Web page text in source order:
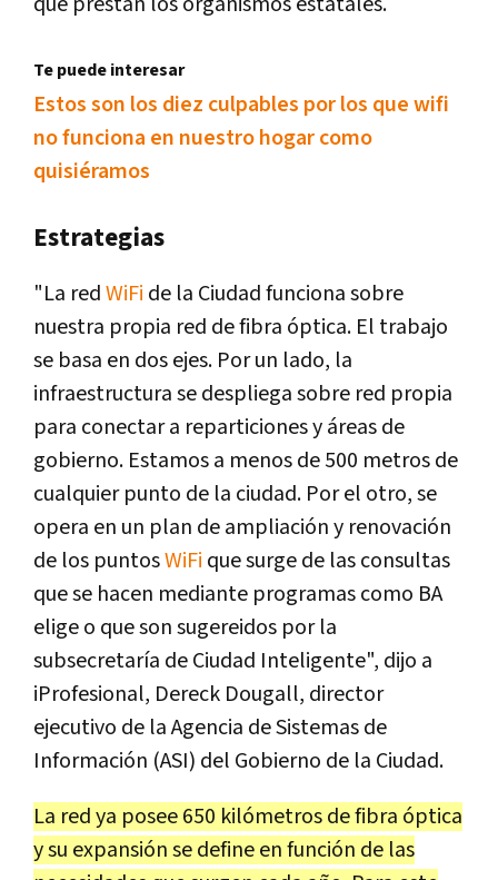
Te puede interesar
Estos son los diez culpables por los que wifi
no funciona en nuestro hogar como
quisiéramos
Estrategias
"La redWiFi de la Ciudad funciona sobre
nuestra propia red de fibra óptica. El trabajo
se basa en dos ejes. Por un lado, la
infraestructura se despliega sobre red propia
para conectar a reparticiones y áreas de
gobierno. Estamos a menos de 500 metros de
cualquier punto de la ciudad. Por el otro, se
opera en un plan de ampliación y renovación
de los puntosWiFi que surge de las consultas
que se hacen mediante programas como BA
elige o que son sugereidos por la
subsecretaría de Ciudad Inteligente", dijo a
iProfesional, Dereck Dougall, director
ejecutivo de la Agencia de Sistemas de
Información (ASI) del Gobierno de la Ciudad.
La red ya posee 650 kilómetros de fibra óptica
y su expansión se define en función de las